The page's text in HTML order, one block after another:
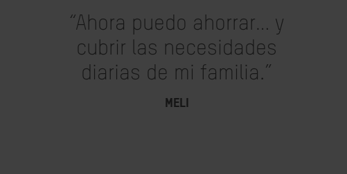
“Ahora puedo ahorrar… y
cubrir las necesidades
diarias de mi familia.”
MELI